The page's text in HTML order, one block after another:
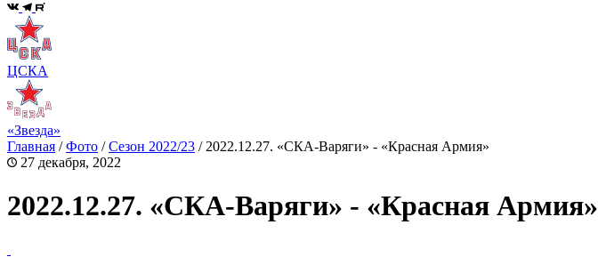
ЦСКА
«Звезда»
Главная /Фото /Сезон 2022/23 / 2022.12.27. «СКА-Варяги» - «Красная Армия»
27 декабря, 2022
2022.12.27. «СКА-Варяги» - «Красная Армия»